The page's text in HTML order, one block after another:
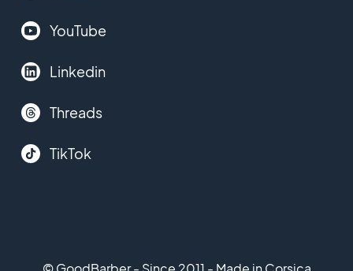
YouTube
Linkedin
Threads
TikTok